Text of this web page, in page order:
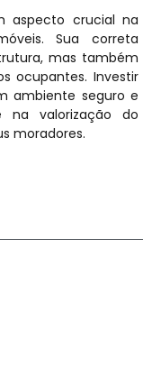
aspecto crucial na
Sua correta
mas também
ocupantes. Investir
ambiente seguro e
na valorização do
moradores.